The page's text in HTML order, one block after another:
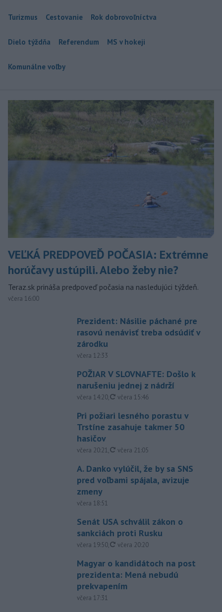
Turizmus Cestovanie Rok dobrovoľníctva
Dielo týždňa Referendum MS v hokeji
Komunálne voľby
VEĽKÁ PREDPOVEĎ POČASIA: Extrémne
horúčavy ustúpili. Alebo žeby nie?
Teraz.sk prináša predpoveď počasia na nasledujúci týždeň.
včera 16:00
Prezident: Násilie páchané pre
rasovú nenávisť treba odsúdiť v
zárodku
včera 12:33
POŽIAR V SLOVNAFTE: Došlo k
narušeniu jednej z nádrží
včera 14:20, aktualizované
včera 15:46
Pri požiari lesného porastu v
Trstíne zasahuje takmer 50
hasičov
včera 20:21, aktualizované
včera 21:05
A. Danko vylúčil, že by sa SNS
pred voľbami spájala, avizuje
zmeny
včera 18:51
Senát USA schválil zákon o
sankciách proti Rusku
včera 19:50, aktualizované
včera 20:20
Magyar o kandidátoch na post
prezidenta: Mená nebudú
prekvapením
včera 17:31